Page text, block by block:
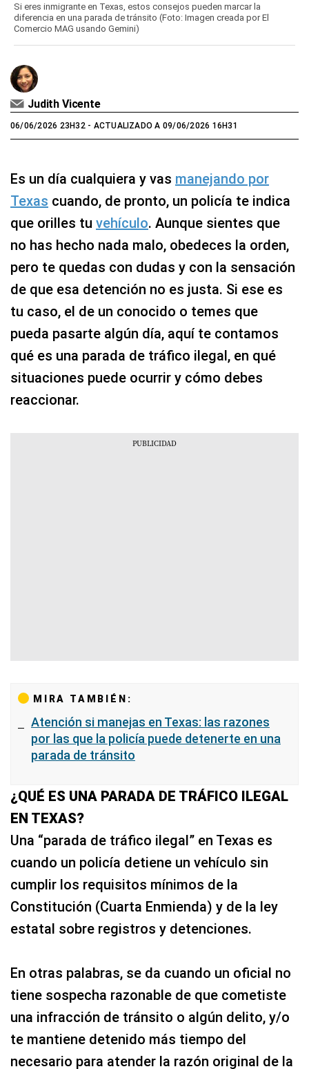
Si eres inmigrante en Texas, estos consejos pueden marcar la
diferencia en una parada de tránsito (Foto: Imagen creada por El
Comercio MAG usando Gemini)
Judith Vicente
06/06/2026 23H32- ACTUALIZADO A 09/06/2026 16H31
Es un día cualquiera y vas manejando por
Texas cuando, de pronto, un policía te indica
que orilles tu vehículo. Aunque sientes que
no has hecho nada malo, obedeces la orden,
pero te quedas con dudas y con la sensación
de que esa detención no es justa. Si ese es
tu caso, el de un conocido o temes que
pueda pasarte algún día, aquí te contamos
qué es una parada de tráfico ilegal, en qué
situaciones puede ocurrir y cómo debes
reaccionar.
MIRA TAMBIÉN:
Atención si manejas en Texas: las razones
por las que la policía puede detenerte en una
parada de tránsito
¿QUÉ ES UNA PARADA DE TRÁFICO ILEGAL
EN TEXAS?
Una “parada de tráfico ilegal” en Texas es
cuando un policía detiene un vehículo sin
cumplir los requisitos mínimos de la
Constitución (Cuarta Enmienda) y de la ley
estatal sobre registros y detenciones.
En otras palabras, se da cuando un oficial no
tiene sospecha razonable de que cometiste
una infracción de tránsito o algún delito, y/o
te mantiene detenido más tiempo del
necesario para atender la razón original de la